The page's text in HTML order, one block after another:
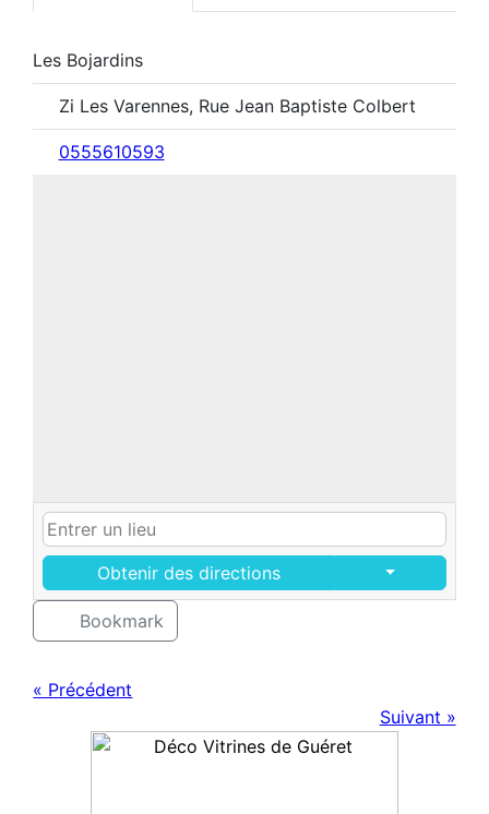
Les Bojardins
Zi Les Varennes, Rue Jean Baptiste Colbert
0555610593
Obtenir des directions
Bookmark
« Précédent
Suivant »